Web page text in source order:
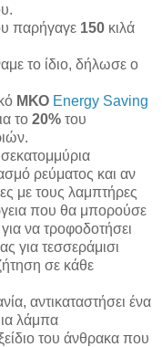
παρήγαγε 150 κιλά
το ίδιο, δήλωσε ο
ΜΚΟ Energy Saving
το 20% του
ρεύματος και αν
με τους λαμπτήρες
που θα μπορούσε
να τροφοδοτήσει
για τεσσεράμισι
σε κάθε
αντικαταστήσει ένα
λάμπα
του άνθρακα που